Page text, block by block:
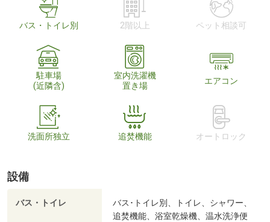
バス・トイレ別 2階以上 ペット相談可
駐車場
(近隣含)
室内洗濯機
置き場
エアコン
洗面所独立 追焚機能 オートロック
設備
バス・トイレ
バス･トイレ別、トイレ、シャワー、
追焚機能、浴室乾燥機、温水洗浄便